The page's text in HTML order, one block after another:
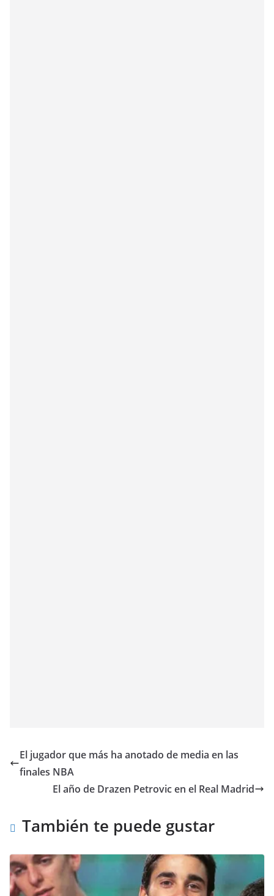
El jugador que más ha anotado de media en las
finales NBA
El año de Drazen Petrovic en el Real Madrid
También te puede gustar